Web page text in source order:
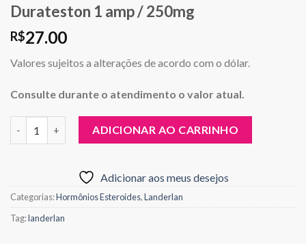
Durateston 1 amp / 250mg
R$27.00
Valores sujeitos a alterações de acordo com o dólar.
Consulte durante o atendimento o valor atual.
ADICIONAR AO CARRINHO
Adicionar aos meus desejos
Categorias:Hormônios Esteroides,Landerlan
Tag:landerlan